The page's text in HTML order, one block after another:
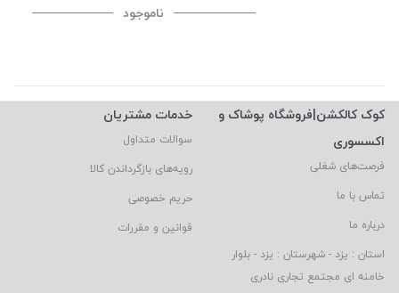
ناموجود
کوک کالکشن|فروشگاه پوشاک و
اکسسوری
فرصت‌های شغلی
تماس با ما
درباره ما
استان : یزد - شهرستان : یزد - بلوار
خامنه ای مجتمع تجاری نادری
خدمات مشتریان
سوالات متداول
رویه‌های بازگرداندن کالا
حریم خصوصی
قوانین و مقررات